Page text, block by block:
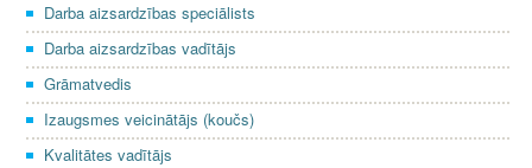
Darba aizsardzības speciālists
Darba aizsardzības vadītājs
Grāmatvedis
Izaugsmes veicinātājs (koučs)
Kvalitātes vadītājs